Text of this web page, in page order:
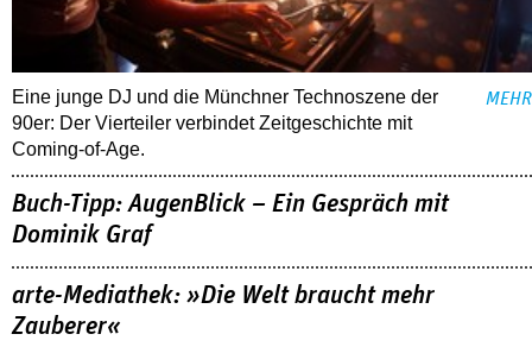
Eine junge DJ und die Münchner Technoszene der
90er: Der Vierteiler verbindet Zeitgeschichte mit
Coming-of-Age.
MEHR
Buch-Tipp: AugenBlick – Ein Gespräch mit
Dominik Graf
arte-Mediathek: »Die Welt braucht mehr
Zauberer«